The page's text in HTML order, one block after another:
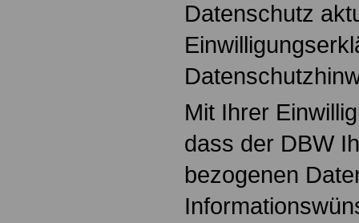
Daten­schutz
Mit Ihrer
dass der DBW
bezogenen